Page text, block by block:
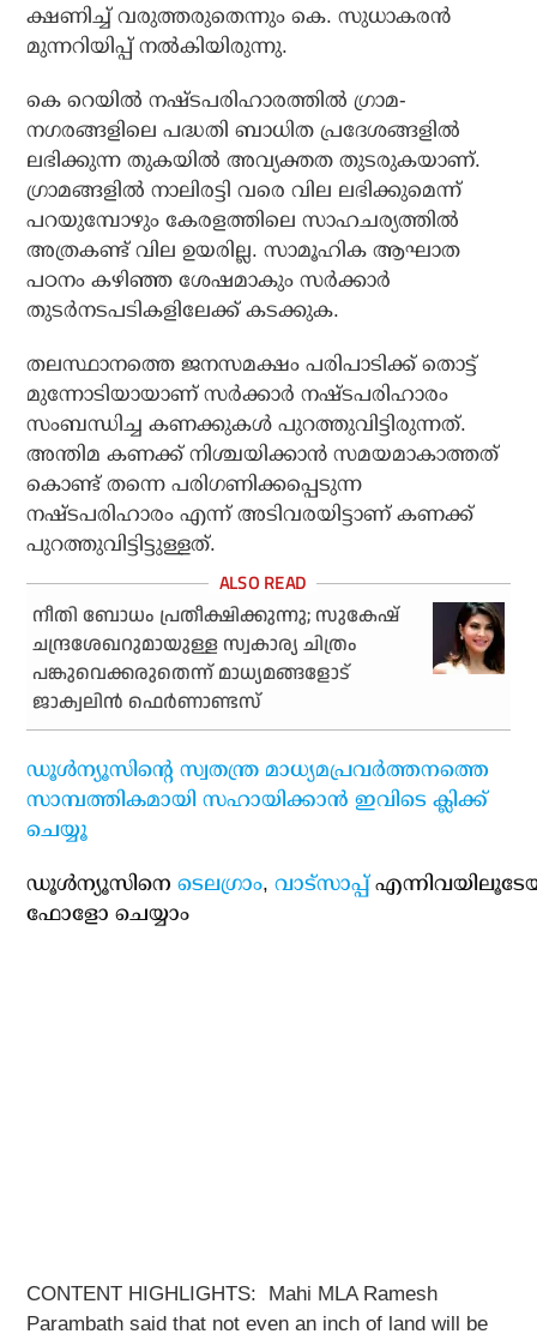
ക്ഷണിച്ച് വരുത്തരുതെന്നും കെ. സുധാകരന്‍
മുന്നറിയിപ്പ് നല്‍കിയിരുന്നു.
കെ റെയില്‍ നഷ്ടപരിഹാരത്തില്‍ ഗ്രാമ-
നഗരങ്ങളിലെ പദ്ധതി ബാധിത പ്രദേശങ്ങളില്‍
ലഭിക്കുന്ന തുകയില്‍ അവ്യക്തത തുടരുകയാണ്.
ഗ്രാമങ്ങളില്‍ നാലിരട്ടി വരെ വില ലഭിക്കുമെന്ന്
പറയുമ്പോഴും കേരളത്തിലെ സാഹചര്യത്തില്‍
അത്രകണ്ട് വില ഉയരില്ല. സാമൂഹിക ആഘാത
പഠനം കഴിഞ്ഞ ശേഷമാകും സര്‍ക്കാര്‍
തുടര്‍നടപടികളിലേക്ക് കടക്കുക.
തലസ്ഥാനത്തെ ജനസമക്ഷം പരിപാടിക്ക് തൊട്ട്
മുന്നോടിയായാണ് സര്‍ക്കാര്‍ നഷ്ടപരിഹാരം
സംബന്ധിച്ച കണക്കുകള്‍ പുറത്തുവിട്ടിരുന്നത്.
അന്തിമ കണക്ക് നിശ്ചയിക്കാന്‍ സമയമാകാത്തത്
കൊണ്ട് തന്നെ പരിഗണിക്കപ്പെടുന്ന
നഷ്ടപരിഹാരം എന്ന് അടിവരയിട്ടാണ് കണക്ക്
പുറത്തുവിട്ടിട്ടുള്ളത്.
നീതി ബോധം പ്രതീക്ഷിക്കുന്നു; സുകേഷ്
ചന്ദ്രശേഖറുമായുള്ള സ്വകാര്യ ചിത്രം
പങ്കുവെക്കരുതെന്ന് മാധ്യമങ്ങളോട്
ജാക്വലിന്‍ ഫെര്‍ണാണ്ടസ്
ഡൂള്‍ന്യൂസിന്റെ സ്വതന്ത്ര മാധ്യമപ്രവര്‍ത്തനത്തെ
സാമ്പത്തികമായി സഹായിക്കാന്‍ ഇവിടെ ക്ലിക്ക്
ചെയ്യൂ
ഡൂള്‍ന്യൂസിനെടെലഗ്രാം,വാട്‌സാപ്പ്
ഫോളോ ചെയ്യാം
CONTENT HIGHLIGHTS: Mahi MLA Ramesh
Parambath said that not even an inch of land will be